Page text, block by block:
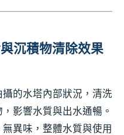
沉積物清除效果
的水塔內部狀況，清洗
影響水質與出水通暢。
異味，整體水質與使用